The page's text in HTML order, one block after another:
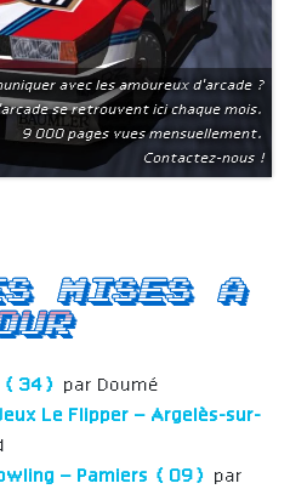
avec les amoureux d'arcade ?
se retrouvent ici chaque mois.
9 000 pages vues mensuellement.
Contactez-nous !
mises a
(34)
par Doumé
Le Flipper – Argelès-sur-
– Pamiers (09)
par